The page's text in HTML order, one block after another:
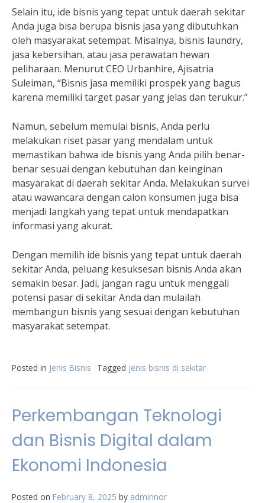
Selain itu, ide bisnis yang tepat untuk daerah sekitar
Anda juga bisa berupa bisnis jasa yang dibutuhkan
oleh masyarakat setempat. Misalnya, bisnis laundry,
jasa kebersihan, atau jasa perawatan hewan
peliharaan. Menurut CEO Urbanhire, Ajisatria
Suleiman, “Bisnis jasa memiliki prospek yang bagus
karena memiliki target pasar yang jelas dan terukur.”
Namun, sebelum memulai bisnis, Anda perlu
melakukan riset pasar yang mendalam untuk
memastikan bahwa ide bisnis yang Anda pilih benar-
benar sesuai dengan kebutuhan dan keinginan
masyarakat di daerah sekitar Anda. Melakukan survei
atau wawancara dengan calon konsumen juga bisa
menjadi langkah yang tepat untuk mendapatkan
informasi yang akurat.
Dengan memilih ide bisnis yang tepat untuk daerah
sekitar Anda, peluang kesuksesan bisnis Anda akan
semakin besar. Jadi, jangan ragu untuk menggali
potensi pasar di sekitar Anda dan mulailah
membangun bisnis yang sesuai dengan kebutuhan
masyarakat setempat.
Posted in Jenis Bisnis Tagged jenis bisnis di sekitar
Perkembangan Teknologi
dan Bisnis Digital dalam
Ekonomi Indonesia
Posted on February 8, 2025 by adminnor